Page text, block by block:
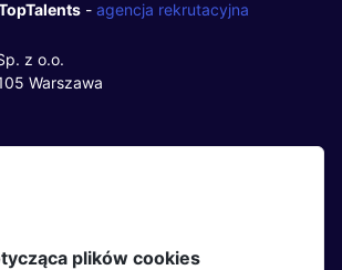
- agencja rekrutacyjna
z o.o.
Warszawa
Partnerzy
plików cookies